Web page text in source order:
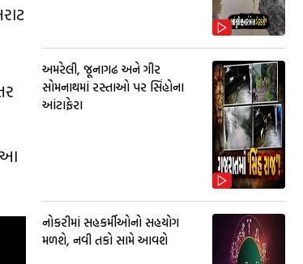
આ
અમરેલી, જૂનાગઢ અને ગીર
સોમનાથમાં રસ્તાઓ પર સિંહોના
આંટાફેરા
નોકરીમાં સહકર્મીઓનો સહયોગ
મળશે, નવી તકો સામે આવશે